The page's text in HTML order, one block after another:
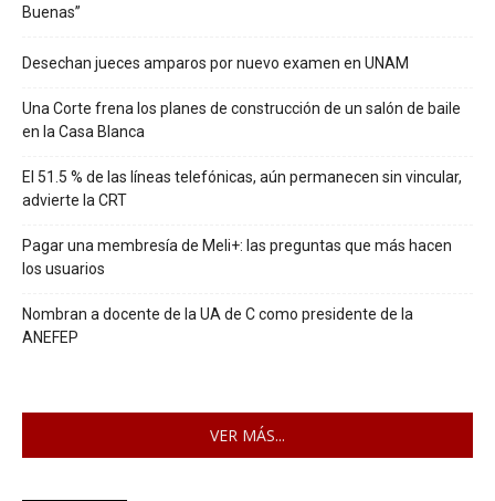
Buenas”
Desechan jueces amparos por nuevo examen en UNAM
Una Corte frena los planes de construcción de un salón de baile
en la Casa Blanca
El 51.5 % de las líneas telefónicas, aún permanecen sin vincular,
advierte la CRT
Pagar una membresía de Meli+: las preguntas que más hacen
los usuarios
Nombran a docente de la UA de C como presidente de la
ANEFEP
VER MÁS...